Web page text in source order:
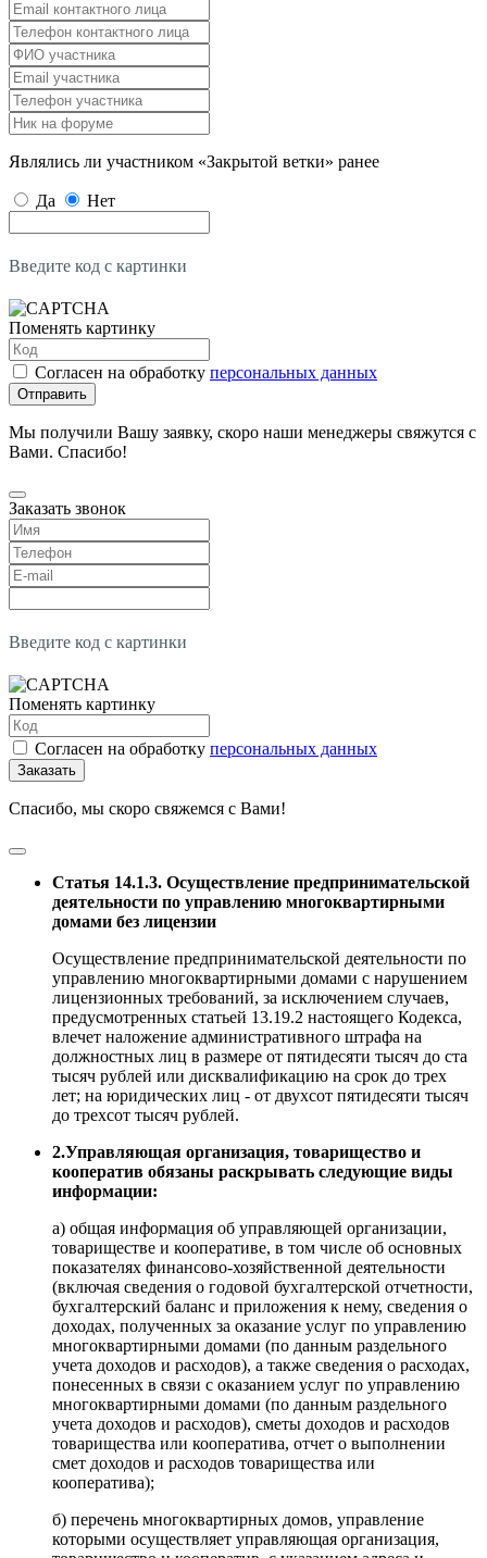
Являлись ли участником «Закрытой ветки» ранее
Да Нет
Введите код с картинки
Поменять картинку
Согласен на обработку персональных данных
Отправить
Мы получили Вашу заявку, скоро наши менеджеры свяжутся с
Вами. Спасибо!
Заказать звонок
Введите код с картинки
Поменять картинку
Согласен на обработку персональных данных
Заказать
Спасибо, мы скоро свяжемся с Вами!
Статья 14.1.3. Осуществление предпринимательской
деятельности по управлению многоквартирными
домами без лицензии
Осуществление предпринимательской деятельности по
управлению многоквартирными домами с нарушением
лицензионных требований, за исключением случаев,
предусмотренных статьей 13.19.2 настоящего Кодекса,
влечет наложение административного штрафа на
должностных лиц в размере от пятидесяти тысяч до ста
тысяч рублей или дисквалификацию на срок до трех
лет; на юридических лиц - от двухсот пятидесяти тысяч
до трехсот тысяч рублей.
2.Управляющая организация, товарищество и
кооператив обязаны раскрывать следующие виды
информации:
а) общая информация об управляющей организации,
товариществе и кооперативе, в том числе об основных
показателях финансово-хозяйственной деятельности
(включая сведения о годовой бухгалтерской отчетности,
бухгалтерский баланс и приложения к нему, сведения о
доходах, полученных за оказание услуг по управлению
многоквартирными домами (по данным раздельного
учета доходов и расходов), а также сведения о расходах,
понесенных в связи с оказанием услуг по управлению
многоквартирными домами (по данным раздельного
учета доходов и расходов), сметы доходов и расходов
товарищества или кооператива, отчет о выполнении
смет доходов и расходов товарищества или
кооператива);
б) перечень многоквартирных домов, управление
которыми осуществляет управляющая организация,